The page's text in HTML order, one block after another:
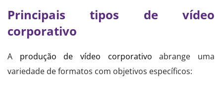
Principais tipos de vídeo
corporativo
A produção de vídeo corporativo abrange uma
variedade de formatos com objetivos específicos: